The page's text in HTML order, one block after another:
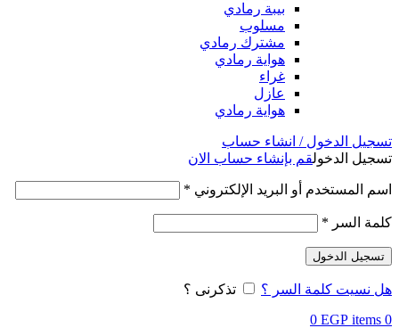
بيبة رمادي
مسلوب
مشترك رمادي
هواية رمادي
غراء
عازل
هواية رمادي
تسجيل الدخول / انشاء حساب
تسجيل الدخولقم بإنشاء حساب الان
اسم المستخدم أو البريد الإلكتروني *
كلمة السر *
تسجيل الدخول
هل نسيت كلمة السر ؟
تذكرنى ؟
0
items
0 EGP